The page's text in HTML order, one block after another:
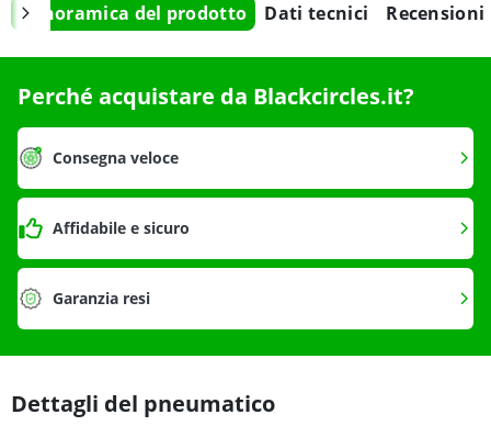
Panoramica del prodotto Dati tecnici Recensioni
Perché acquistare da Blackcircles.it?
Consegna veloce
Affidabile e sicuro
Garanzia resi
Dettagli del pneumatico